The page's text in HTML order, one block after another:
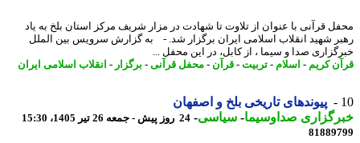
قرآنی با عنوان از تلاوت تا شهادت در مزار شریف مرکز استان بلخ به یاد
شهید انقلاب اسلامی ایران برگزار شد. - به گزارش سرویس بین الملل
صدا و سیما ، از کابل، در این محفل ...
کریم- اسلام-تربیت -قرآن- محفل قرآنی- برگزار - انقلاب اسلامی ایران
پیوندهای تاریخی بلخ و اصفهان
صداوسیما-سیاسی-24 روز پیش - جمعه 26 تیر 1405، 15:30